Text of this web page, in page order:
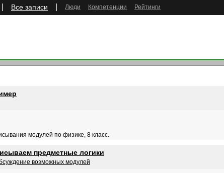
Все записи Люди Компетенции Рейтинги
модулей по физике, 8 класс.
предметные логики
возможных модулей